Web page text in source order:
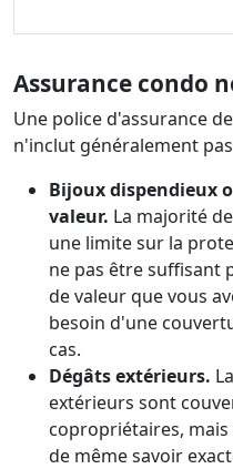
Assurance condo
Une police d'assurance
n'inclut généralement
Bijoux dispendieux
valeur. La majorité
une limite sur la
ne pas être suffisant
de valeur que vous
besoin d'une
cas.
Dégâts extérieurs.
extérieurs sont
copropriétaires,
de même savoir